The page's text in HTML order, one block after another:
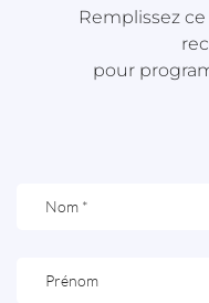
Remplissez
pour